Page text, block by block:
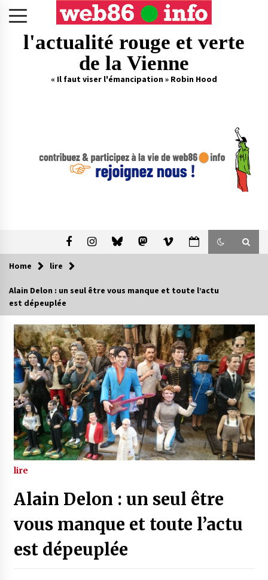
l'actualité rouge et verte
de la Vienne
« Il faut viser l'émancipation » Robin Hood
Home lire
Alain Delon : un seul être vous manque et toute l’actu
est dépeuplée
lire
Alain Delon : un seul être
vous manque et toute l’actu
est dépeuplée